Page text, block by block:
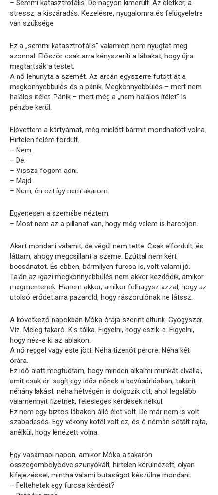
– Semmi katasztrofális. De nagyon kimerült. Az életkor, a
stressz, a kiszáradás. Kezelésre, nyugalomra és felügyeletre
van szüksége.
Ez a „semmi katasztrofális” valamiért nem nyugtat meg
azonnal. Először csak arra kényszeríti a lábakat, hogy újra
megtartsák a testet.
A nő lehunyta a szemét. Az arcán egyszerre futott át a
megkönnyebbülés és a pánik. Megkönnyebbülés – mert nem
halálos ítélet. Pánik – mert még a „nem halálos ítélet” is
pénzbe kerül.
Elővettem a kártyámat, még mielőtt bármit mondhatott volna.
Hirtelen felém fordult.
– Nem.
– De.
– Vissza fogom adni.
– Majd.
– Nem, én ezt így nem akarom.
Egyenesen a szemébe néztem.
– Most nem az a pillanat van, hogy még velem is harcoljon.
Akart mondani valamit, de végül nem tette. Csak elfordult, és
láttam, ahogy megcsillant a szeme. Ezúttal nem kért
bocsánatot. És ebben, bármilyen furcsa is, volt valami jó.
Talán az igazi megkönnyebbülés nem akkor kezdődik, amikor
megmentenek. Hanem akkor, amikor felhagysz azzal, hogy az
utolsó erődet arra pazarold, hogy rászorulónak ne látssz.
A következő napokban Móka órája szerint éltünk. Gyógyszer.
Víz. Meleg takaró. Kis tálka. Figyelni, hogy eszik-e. Figyelni,
hogy néz-e ki az ablakon.
A nő reggel vagy este jött. Néha tizenöt percre. Néha két
órára.
Ez idő alatt megtudtam, hogy minden alkalmi munkát elvállal,
amit csak ér: segít egy idős nőnek a bevásárlásban, takarít
néhány lakást, néha hétvégén is dolgozik ott, ahol legalább
valamennyit fizetnek, felesleges kérdések nélkül.
Ez nem egy biztos lábakon álló élet volt. De már nem is volt
szabadesés. Egy vékony kötél volt ez, és ő némán sétált rajta,
anélkül, hogy lenézett volna.
Egy vasárnapi napon, amikor Móka a takarón
összegömbölyödve szunyókált, hirtelen körülnézett, olyan
kifejezéssel, mintha valami butaságot készülne mondani.
– Feltehetek egy furcsa kérdést?